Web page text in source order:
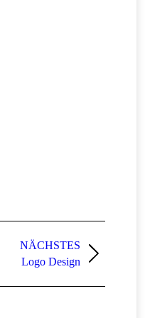
NÄCHSTES
Logo Design